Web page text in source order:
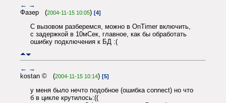
← →
Фазер (2004-11-15 10:05) [4]
С вызовом разберемся, можно в OnTimer включить,
с задержкой в 10мСек, главное, как бы обработать
ошибку подключения к БД :(
← →
kostan © (2004-11-15 10:14) [5]
у меня было нечто подобное (ошибка connect) но что
б в цикле крутилось:((